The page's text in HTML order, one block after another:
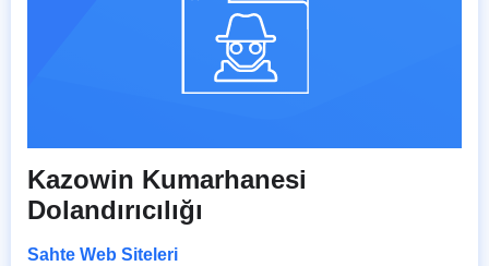
Kazowin Kumarhanesi
Dolandırıcılığı
Sahte Web Siteleri